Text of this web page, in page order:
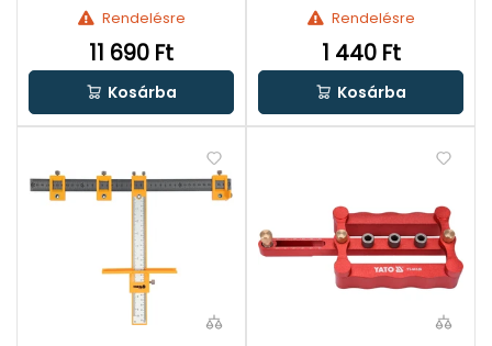
Rendelésre
11 690 Ft
Kosárba
Rendelésre
1 440 Ft
Kosárba